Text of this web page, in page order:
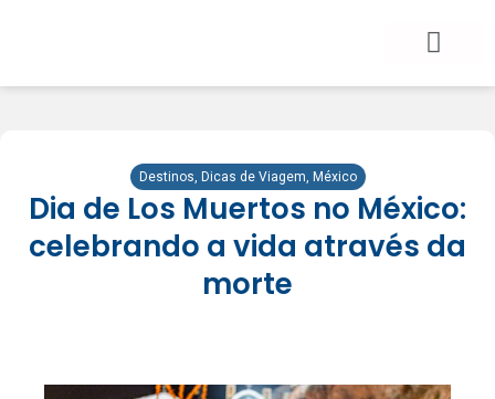
Destinos Dicas de Viagem México
Dia de Los Muertos no México:
celebrando a vida através da
morte